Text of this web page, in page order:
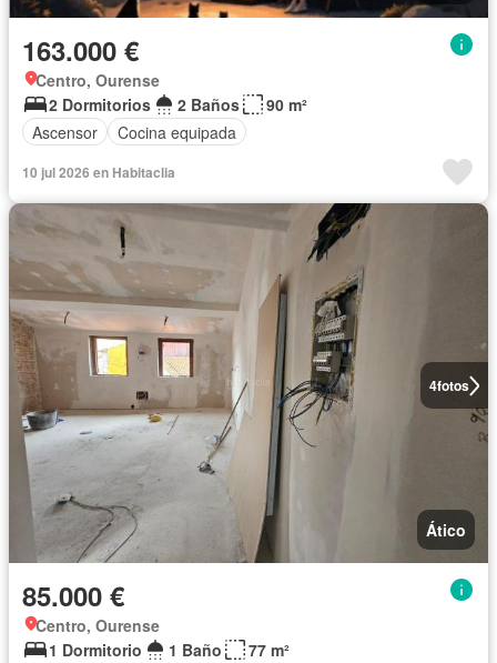
163.000 €
Centro, Ourense
2 Dormitorios
2 Baños
90 m²
Ascensor
Cocina equipada
10 jul 2026 en Habitaclia
4fotos
Ático
85.000 €
Centro, Ourense
1 Dormitorio
1 Baño
77 m²